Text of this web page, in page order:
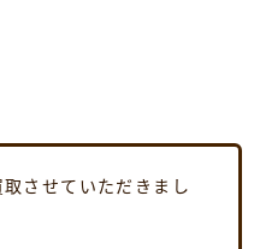
させていただきまし